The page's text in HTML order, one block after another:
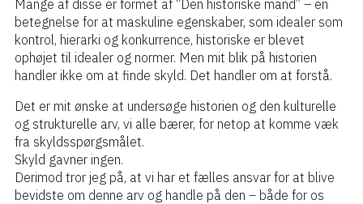
Mange af disse er formet af “Den historiske mand” – en
betegnelse for at maskuline egenskaber, som idealer som
kontrol, hierarki og konkurrence, historiske er blevet
ophøjet til idealer og normer. Men mit blik på historien
handler ikke om at finde skyld. Det handler om at forstå.
Det er mit ønske at undersøge historien og den kulturelle
og strukturelle arv, vi alle bærer, for netop at komme væk
fra skyldsspørgsmålet.
Skyld gavner ingen.
Derimod tror jeg på, at vi har et fælles ansvar for at blive
bevidste om denne arv og handle på den – både for os